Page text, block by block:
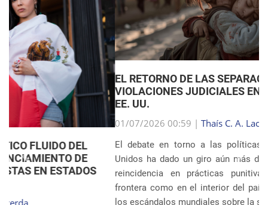
EL RETORNO DE LAS SEPARACIONES FAMILIARES:
VIOLACIONES JUDICIALES EN LA INMIGRACIÓN DE
EE. UU.
01/07/2026 00:59 | Thaís C. A. Lacerda
El debate en torno a las políticas migratorias de Estados
Unidos ha dado un giro aún más dramático tras revelarse la
reincidencia en prácticas punitivas severas, tanto en la
frontera como en el interior del país. Ocho años después de
los escándalos mundiales sobre la separación sistem�...
Anterior